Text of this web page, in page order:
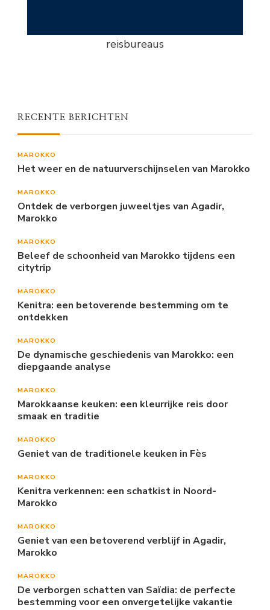
reisbureaus
RECENTE BERICHTEN
MAROKKO
Het weer en de natuurverschijnselen van Marokko
MAROKKO
Ontdek de verborgen juweeltjes van Agadir,
Marokko
MAROKKO
Beleef de schoonheid van Marokko tijdens een
citytrip
MAROKKO
Kenitra: een betoverende bestemming om te
ontdekken
MAROKKO
De dynamische geschiedenis van Marokko: een
diepgaande analyse
MAROKKO
Marokkaanse keuken: een kleurrijke reis door
smaak en traditie
MAROKKO
Geniet van de traditionele keuken in Fès
MAROKKO
Kenitra verkennen: een schatkist in Noord-
Marokko
MAROKKO
Geniet van een betoverend verblijf in Agadir,
Marokko
MAROKKO
De verborgen schatten van Saïdia: de perfecte
bestemming voor een onvergetelijke vakantie